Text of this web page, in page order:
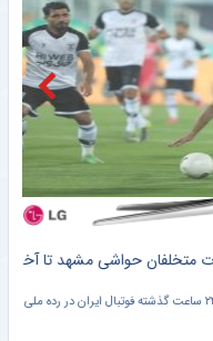
بانوان به ورزشگاه امام رضا مشهد
شجاعی این بار در مازندران؟
پرسپولیس و صعود استقلال
از دستور مجدد رئیس جمهور برای مجازات متخلفان حواشی مشهد تا آخرین خبر از وضعیت استقلال و پرسپولیس برای هفته ۲۴ لیگ برتر در تلویزیون پارس فوتبال + سند
این بخش با هم مهم ترین و جذاب ترین اخبار ۲۴ ساعت گذشته فوتبال ایران در رده ملی و